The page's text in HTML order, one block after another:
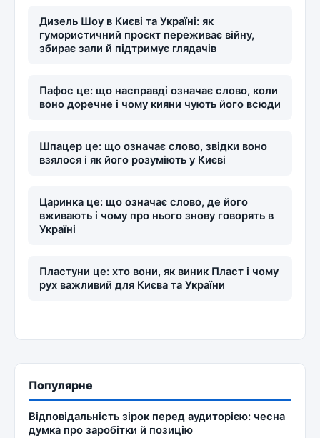
Дизель Шоу в Києві та Україні: як
гумористичний проєкт переживає війну,
збирає зали й підтримує глядачів
Пафос це: що насправді означає слово, коли
воно доречне і чому кияни чують його всюди
Шпацер це: що означає слово, звідки воно
взялося і як його розуміють у Києві
Царинка це: що означає слово, де його
вживають і чому про нього знову говорять в
Україні
Пластуни це: хто вони, як виник Пласт і чому
рух важливий для Києва та України
Популярне
Відповідальність зірок перед аудиторією: чесна
думка про заробітки й позицію